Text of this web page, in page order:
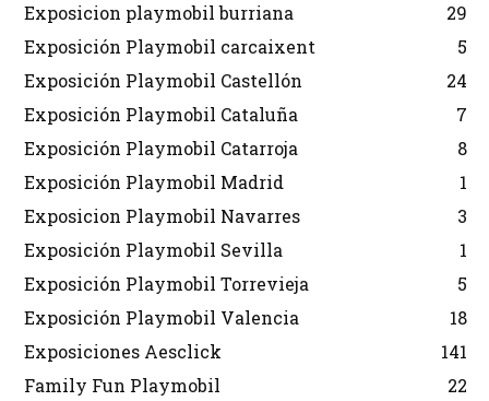
Exposicion playmobil burriana
29
Exposición Playmobil carcaixent
5
Exposición Playmobil Castellón
24
Exposición Playmobil Cataluña
7
Exposición Playmobil Catarroja
8
Exposición Playmobil Madrid
1
Exposicion Playmobil Navarres
3
Exposición Playmobil Sevilla
1
Exposición Playmobil Torrevieja
5
Exposición Playmobil Valencia
18
Exposiciones Aesclick
141
Family Fun Playmobil
22